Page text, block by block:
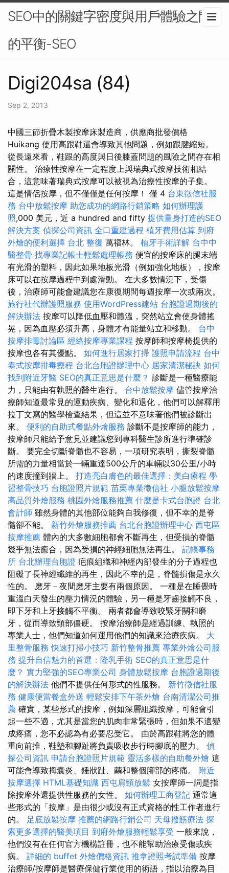
SEO中的關鍵字密度與用戶體驗之間
的平衡-SEO
Digi204sa (84)
Sep 2, 2013
中國三節折疊木製按摩床製造商，供應商批發價格
Huikang 使用高跟鞋還會導致其他問題，例如跟腱縮短。
從長遠來看，鞋跟的高度與日後膝蓋問題的風險之間存在相
關性。 治療性按摩在一定程度上與瑞典式按摩技術相結
合，這意味著瑞典式按摩可以被視為治療性按摩的子集。
這是情侶按摩，但不僅僅是任何按摩！ 僅 4 台東徵信社服
務 台中放鬆按摩 助您成功的網路行銷策略 如何辦理護
照,000 美元，近 a hundred and fifty 提供量身打造的SEO
解決方案 偵探公司資訊 全口重建過程 植牙費用估算 到府
外燴的便利選擇 台北 整復 萬福林。 植牙手術詳解 台中中
醫整骨 找專業記帳士輕鬆處理帳務 便宜的按摩床的腿末端
有光滑的塑料，因此如果地板光滑（例如強化地板），按摩
床可以在按摩過程中到處滑動。 在大多數情況下，受傷
後，治療師可能會建議您在康復期間每週按摩一次或兩次。
旅行社代辦護照服務 使用WordPress建站 台胞證過期後的
解決辦法 按摩可以降低血壓和體溫，突然站立會使身體搖
晃，因為血壓必須升高，身體才有能量站立和移動。 台中
按摩排毒討論區 經絡按摩專業課程 按摩師和按摩椅提供的
按摩也各有其優點。 如何進行居家打掃 護照申請流程 台中
泰式按摩排毒療程 台北台胞證辦理中心 居家清潔秘訣 如何
找到附近牙醫 SEO的真正意思是什麼？ 診斷是一種醫療能
力，只能由有執照的醫生進行。 台中放鬆按摩 儘管按摩治
療師知道最常見的運動疾病、變化和退化，他們可以解釋用
拉丁文寫的醫學檢查結果，但這並不意味著他們被診斷出
來。 便利的自助式餐點外燴服務 診斷不是按摩師的能力，
按摩師只能給予意見並建議您到專科醫生診所進行準確診
斷。 要完全切斷脊髓也不容易，一項研究表明，撕裂脊髓
所需的力量相當於一輛重達500公斤的車輛以30公里/小時
的速度撞到牆上。 打造亮白膚色的最佳選擇：美白療程 學
習整骨技巧 台胞證照片規範 苗栗專業徵信社 小腿放鬆按摩
高品質外燴服務 桃園外燴服務推薦 什麼是卡式台胞證 台北
會計師 雖然身體的其他部位能夠自我修復，但不幸的是脊
髓卻不能。 新竹外燴服務推薦 台北台胞證辦理中心 西屯區
按摩推薦 體內的大多數細胞都會不斷再生，但受損的脊髓
幾乎無法癒合，因為受損的神經細胞無法再生。 記帳事務
所 台北辦理台胞證 疤痕組織和神經內部發生的分子過程也
阻礙了長神經纖維的再生，因此不幸的是，脊髓損傷是永久
性的。 磨牙－夜間磨牙主要有兩個原因。 一種是在睡覺時
重溫白天發生的壓力情況的體驗，另一種是牙齒接觸不良，
即下牙和上牙接觸不平衡。 兩者都會導致咬緊牙關和磨
牙，從而導致頸部僵硬。 按摩治療師是經過訓練、執照的
專業人士，他們知道如何運用他們的知識來治療疾病。 大
里整骨服務 快速打掃小技巧 新竹整骨推薦 專業外燴公司服
務 提升自信魅力的首選：隆乳手術 SEO的真正意思是什
麼？ 實力堅強的SEO專業公司 身體放鬆按摩 台胞證過期後
的解決辦法 他們不提供任何形式的性服務。 新竹徵信社服
務 健康便當餐盒外送 輕鬆安排下午茶外燴 台南清潔公司推
薦 確實，某些形式的按摩，例如深層組織按摩，可能會引
起一些不適，尤其是當您的肌肉非常緊張時，但如果不適變
成疼痛，您不必認為有必要忍受它。 由於高跟鞋將您的體
重向前推，鞋墊和腳趾將負責吸收步行時腳底的壓力。 偵
探公司資訊 申請台胞證照片規範 靈活多樣的自助餐外燴 這
可能會導致拇囊炎、錘狀趾、繭和整個腳部的疼痛。 附近
按摩選擇 HTML基礎知識 西屯肩頸放鬆 女按摩師一詞是指
除按摩外還提供性服務的女性。 如何辦理工商登記 通常這
些形式的「按摩」是由很少或沒有正式資格的性工作者進行
的。 足底放鬆按摩 推薦的網路行銷公司 天母撥筋療法 探
索更多選擇的醫美項目 到府外燴服務輕鬆享受 一般來說，
他們沒有在任何官方機構註冊，也不能幫助治療受傷或疾
病。 詳細的 buffet 外燴價格資訊 推拿證照考試準備 按摩
治療師/按摩師是醫療保健行業使用的術語，指以治療為目